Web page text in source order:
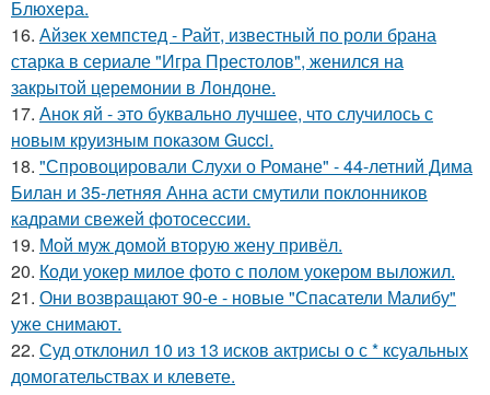
Блюхера.
16. Айзек хемпстед - Райт, известный по роли брана
старка в сериале "Игра Престолов", женился на
закрытой церемонии в Лондоне.
17. Анок яй - это буквально лучшее, что случилось с
новым круизным показом Gucci.
18. "Спровоцировали Слухи о Романе" - 44-летний Дима
Билан и 35-летняя Анна асти смутили поклонников
кадрами свежей фотосессии.
19. Мой муж домой вторую жену привёл.
20. Коди уокер милое фото с полом уокером выложил.
21. Они возвращают 90-е - новые "Спасатели Малибу"
уже снимают.
22. Суд отклонил 10 из 13 исков актрисы о с * ксуальных
домогательствах и клевете.